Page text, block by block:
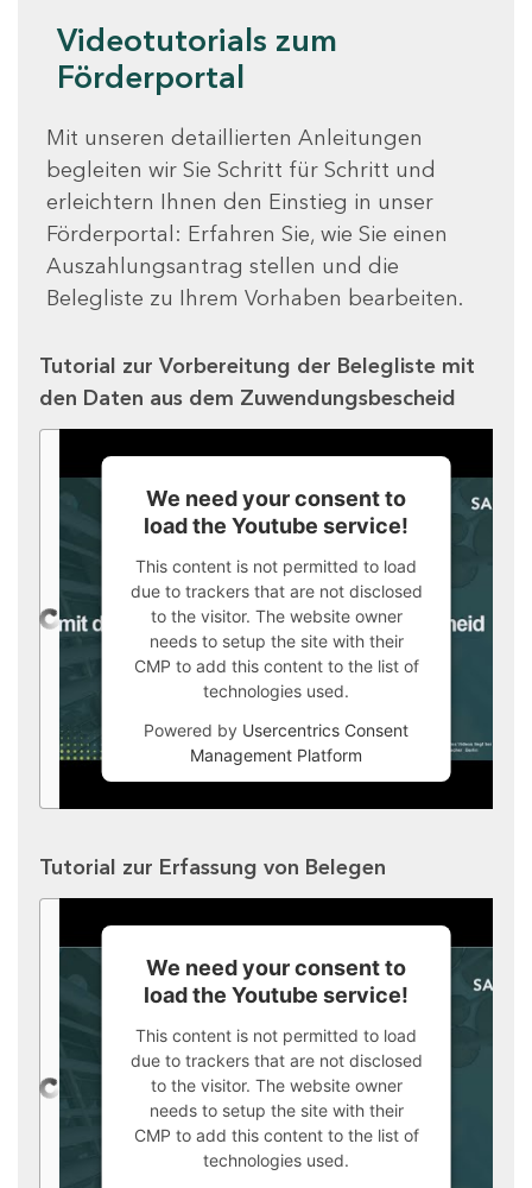
Videotutorials zum
Förderportal
Mit unseren detaillierten Anleitungen
begleiten wir Sie Schritt für Schritt und
erleichtern Ihnen den Einstieg in unser
Förderportal: Erfahren Sie, wie Sie einen
Auszahlungsantrag stellen und die
Belegliste zu Ihrem Vorhaben bearbeiten.
Tutorial zur Vorbereitung der Belegliste mit
den Daten aus dem Zuwendungsbescheid
We need your consent to
load the Youtube service!
This content is not permitted to load
due to trackers that are not disclosed
to the visitor. The website owner
needs to setup the site with their
CMP to add this content to the list of
technologies used.
Powered by Usercentrics Consent
Management Platform
Tutorial zur Erfassung von Belegen
We need your consent to
load the Youtube service!
This content is not permitted to load
due to trackers that are not disclosed
to the visitor. The website owner
needs to setup the site with their
CMP to add this content to the list of
technologies used.